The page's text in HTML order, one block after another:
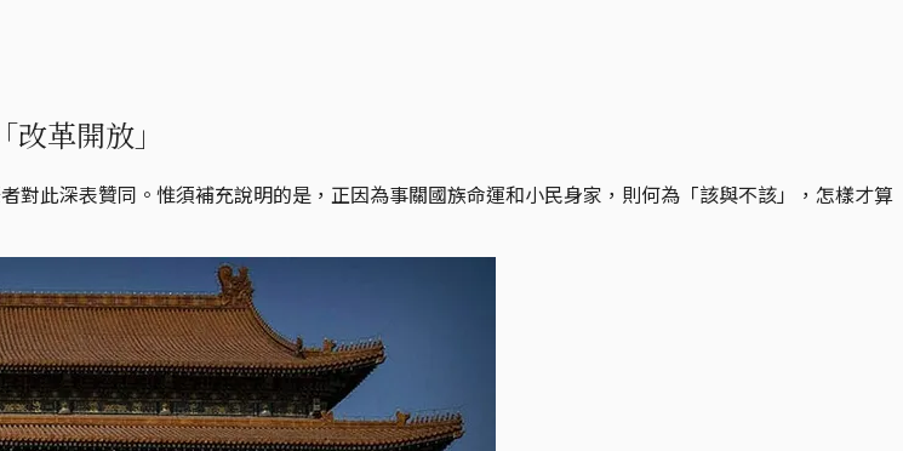
革開放」
對此深表贊同。惟須補充說明的是，正因為事關國族命運和小民身家，則何為「該與不該」，怎樣才算